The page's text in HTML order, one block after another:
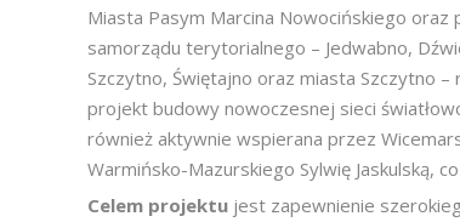
Miasta Pasym Marcina Nowocińskiego oraz
samorządu terytorialnego – Jedwabno,
Szczytno, Świętajno oraz miasta Szczytno
projekt budowy nowoczesnej sieci
również aktywnie wspierana przez
Warmińsko-Mazurskiego Sylwię Jaskulską,
Celem projektu jest zapewnienie